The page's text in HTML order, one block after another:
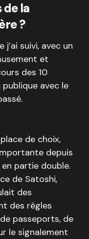
de la
?
j’ai suivi, avec un
et
des 10
avec le
de choix,
depuis
partie double.
de Satoshi,
des
des règles
de passeports, de
le signalement